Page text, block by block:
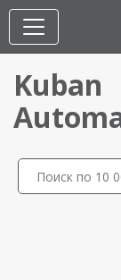
Kuban